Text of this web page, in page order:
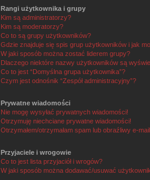
Rangi użytkownika i grupy
Kim są administratorzy?
Kim są moderatorzy?
Co to są grupy użytkowników?
Gdzie znajduje się spis grup użytkowników i jak
W jaki sposób można zostać liderem grupy?
Dlaczego niektóre nazwy użytkowników są
Co to jest “Domyślna grupa użytkownika”?
Czym jest odnośnik “Zespół administracyjny”?
Prywatne wiadomości
Nie mogę wysyłać prywatnych wiadomości!
Otrzymuję niechciane prywatne wiadomości!
Otrzymałem/otrzymałam spam lub obraźliwy e-
Przyjaciele i wrogowie
Co to jest lista przyjaciół i wrogów?
W jaki sposób można dodawać/usuwać